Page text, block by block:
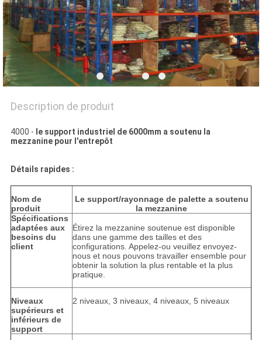
Description de produit
4000 - le support industriel de 6000mm a soutenu la
mezzanine pour l'entrepôt
Détails rapides :
Nom de
produit
Le support/rayonnage de palette a soutenu
la mezzanine
Spécifications
adaptées aux
besoins du
client
Étirez la mezzanine soutenue est disponible
dans une gamme des tailles et des
configurations. Appelez-ou veuillez envoyez-
nous et nous pouvons travailler ensemble pour
obtenir la solution la plus rentable et la plus
pratique.
Niveaux
supérieurs et
inférieurs de
support
2 niveaux, 3 niveaux, 4 niveaux, 5 niveaux